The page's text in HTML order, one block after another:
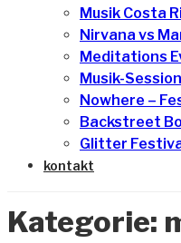
Musik Costa
Nirvana vs
Meditations
Musik-
Nowhere –
Backstreet
Glitter
kontakt
Kategorie: